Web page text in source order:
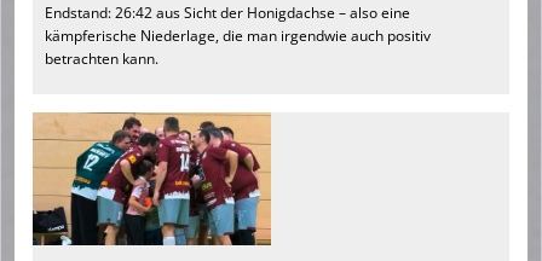
Endstand: 26:42 aus Sicht der Honigdachse – also eine
kämpferische Niederlage, die man irgendwie auch positiv
betrachten kann.